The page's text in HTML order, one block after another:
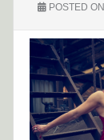
POSTED ON